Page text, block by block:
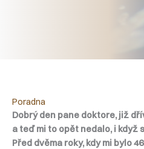
Poradna
Dobrý den pane doktore, již
a teď mi to opět nedalo, i když
Před dvěma roky, kdy mi bylo